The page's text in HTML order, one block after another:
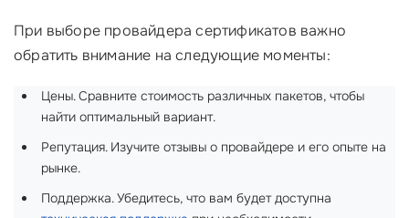
При выборе провайдера сертификатов важно
обратить внимание на следующие моменты:
Цены. Сравните стоимость различных пакетов, чтобы
найти оптимальный вариант.
Репутация. Изучите отзывы о провайдере и его опыте на
рынке.
Поддержка. Убедитесь, что вам будет доступна